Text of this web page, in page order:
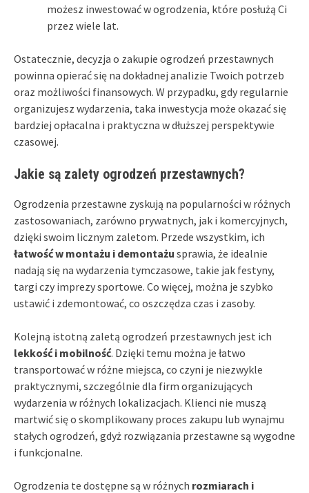
możesz inwestować w ogrodzenia, które posłużą Ci
przez wiele lat.
Ostatecznie, decyzja o zakupie ogrodzeń przestawnych
powinna opierać się na dokładnej analizie Twoich potrzeb
oraz możliwości finansowych. W przypadku, gdy regularnie
organizujesz wydarzenia, taka inwestycja może okazać się
bardziej opłacalna i praktyczna w dłuższej perspektywie
czasowej.
Jakie są zalety ogrodzeń przestawnych?
Ogrodzenia przestawne zyskują na popularności w różnych
zastosowaniach, zarówno prywatnych, jak i komercyjnych,
dzięki swoim licznym zaletom. Przede wszystkim, ich
łatwość w montażu i demontażu sprawia, że idealnie
nadają się na wydarzenia tymczasowe, takie jak festyny,
targi czy imprezy sportowe. Co więcej, można je szybko
ustawić i zdemontować, co oszczędza czas i zasoby.
Kolejną istotną zaletą ogrodzeń przestawnych jest ich
lekkość i mobilność. Dzięki temu można je łatwo
transportować w różne miejsca, co czyni je niezwykle
praktycznymi, szczególnie dla firm organizujących
wydarzenia w różnych lokalizacjach. Klienci nie muszą
martwić się o skomplikowany proces zakupu lub wynajmu
stałych ogrodzeń, gdyż rozwiązania przestawne są wygodne
i funkcjonalne.
Ogrodzenia te dostępne są w różnych rozmiarach i